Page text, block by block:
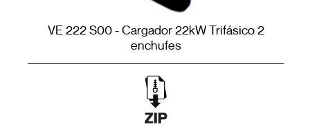
VE 222 S00 - Cargador 22kW Trifásico 2
enchufes